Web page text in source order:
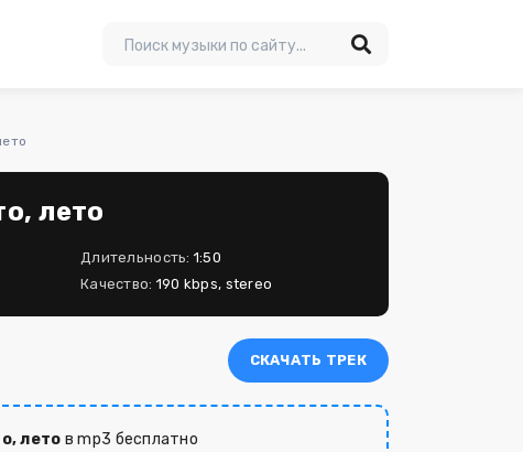
лето
Длительность: 1:50
Качество: 190 kbps, stereo
СКАЧАТЬ ТРЕК
лето в mp3 бесплатно